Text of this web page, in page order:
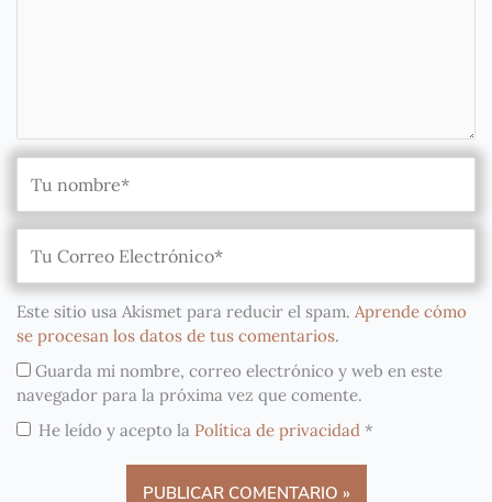
Este sitio usa Akismet para reducir el spam. Aprende cómo
se procesan los datos de tus comentarios.
Guarda mi nombre, correo electrónico y web en este
navegador para la próxima vez que comente.
He leído y acepto la Política de privacidad *